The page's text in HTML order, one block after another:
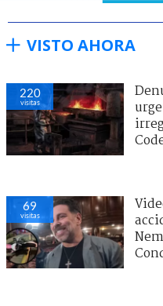
VISTO AHORA
220
visitas
69
visitas